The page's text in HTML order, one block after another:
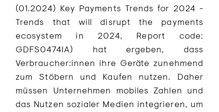
(01.2024) Key Payments Trends for 2024 -
Trends that will disrupt the payments
ecosystem in 2024, Report code:
GDFS0474IA) hat ergeben, dass
Verbraucher:innen ihre Geräte zunehmend
zum Stöbern und Kaufen nutzen. Daher
müssen Unternehmen mobiles Zahlen und
das Nutzen sozialer Medien integrieren, um